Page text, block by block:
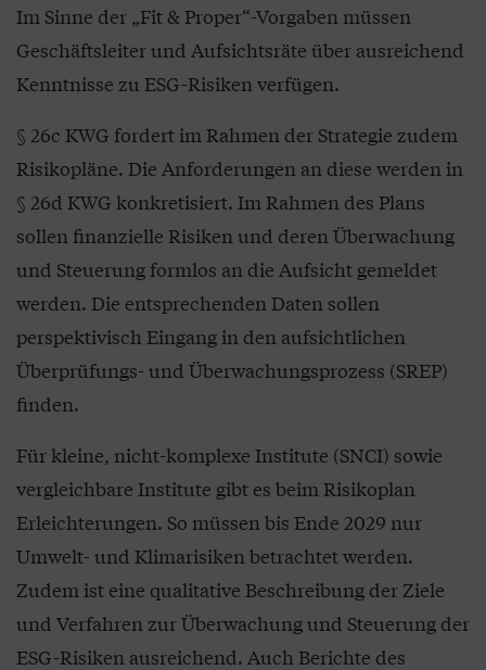
Im Sinne der „Fit & Proper“-Vorgaben müssen
Geschäftsleiter und Aufsichtsräte über ausreichend
Kenntnisse zu ESG-Risiken verfügen.
§ 26c KWG fordert im Rahmen der Strategie zudem
Risikopläne. Die Anforderungen an diese werden in
§ 26d KWG konkretisiert. Im Rahmen des Plans
sollen finanzielle Risiken und deren Überwachung
und Steuerung formlos an die Aufsicht gemeldet
werden. Die entsprechenden Daten sollen
perspektivisch Eingang in den aufsichtlichen
Überprüfungs- und Überwachungsprozess (SREP)
finden.
Für kleine, nicht-komplexe Institute (SNCI) sowie
vergleichbare Institute gibt es beim Risikoplan
Erleichterungen. So müssen bis Ende 2029 nur
Umwelt- und Klimarisiken betrachtet werden.
Zudem ist eine qualitative Beschreibung der Ziele
und Verfahren zur Überwachung und Steuerung der
ESG-Risiken ausreichend. Auch Berichte des